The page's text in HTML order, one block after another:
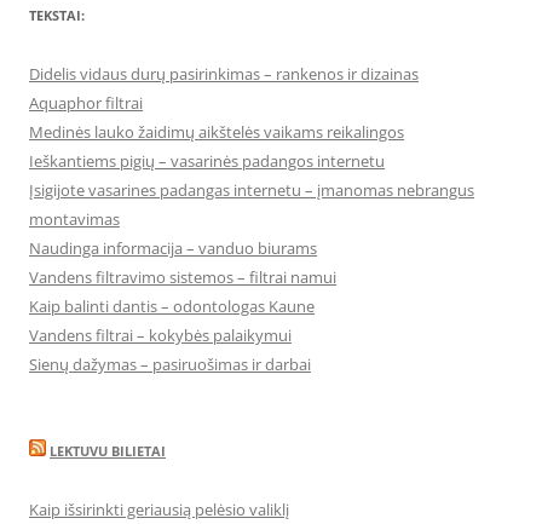
TEKSTAI:
Didelis vidaus durų pasirinkimas – rankenos ir dizainas
Aquaphor filtrai
Medinės lauko žaidimų aikštelės vaikams reikalingos
Ieškantiems pigių – vasarinės padangos internetu
Įsigijote vasarines padangas internetu – įmanomas nebrangus
montavimas
Naudinga informacija – vanduo biurams
Vandens filtravimo sistemos – filtrai namui
Kaip balinti dantis – odontologas Kaune
Vandens filtrai – kokybės palaikymui
Sienų dažymas – pasiruošimas ir darbai
LEKTUVU BILIETAI
Kaip išsirinkti geriausią pelėsio valiklį